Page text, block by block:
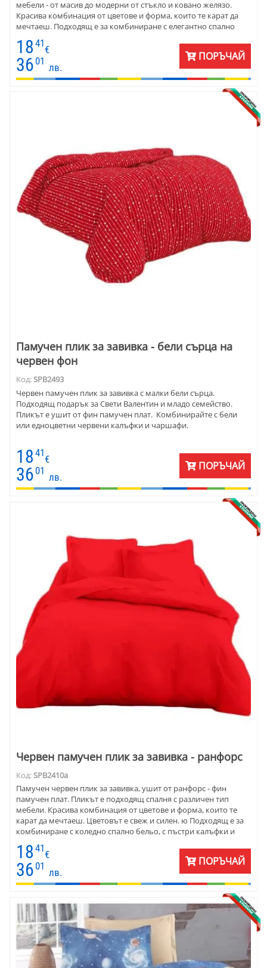
мебели - от масив до модерни от стъкло и ковано желязо.
Красива комбинация от цветове и форма, които те карат да
мечтаеш. Подходящ е за комбиниране с елегантно спално
бельо, с пъстри калъфки и чаршафи в тъмнолилаво и черно.
Пликът се комбинира с лилави и бели едноцветни калъфки и
долни чаршафи .
18 41
€
36 01
лв.
ПОРЪЧАЙ
Памучен плик за завивка - бели сърца на
червен фон
Код:SPB2493
Червен памучен плик за завивка с малки бели сърца.
Подходящ подарък за Свети Валентин и младо семейство.
Пликът е ушит от фин памучен плат. Комбинирайте с бели
или едноцветни червени калъфки и чаршафи.
18 41
€
36 01
лв.
ПОРЪЧАЙ
Червен памучен плик за завивка - ранфорс
Код:SPB2410a
Памучен червен плик за завивка, ушит от ранфорс - фин
памучен плат. Пликът е подходящ спалня с различен тип
мебели. Красива комбинация от цветове и форма, които те
карат да мечтаеш. Цветовът е свеж и силен. ю Подходящ е за
комбиниране с коледно спално бельо, с пъстри калъфки и
чаршафи. Пликът се комбинира с червени и бели едноцветни
калъфки и долни чаршафи - за баба Марта.
18 41
€
36 01
лв.
ПОРЪЧАЙ